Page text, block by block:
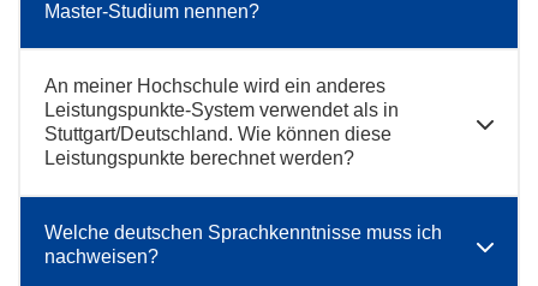
Master-Studium nennen?
An meiner Hochschule wird ein anderes
Leistungspunkte-System verwendet als in
Stuttgart/Deutschland. Wie können diese
Leistungspunkte berechnet werden?
Welche deutschen Sprachkenntnisse muss ich
nachweisen?